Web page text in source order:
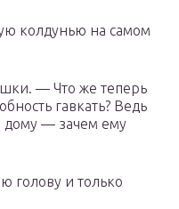
колдунью на самом
— Что же теперь
гавкать? Ведь
дому — зачем ему
голову и только